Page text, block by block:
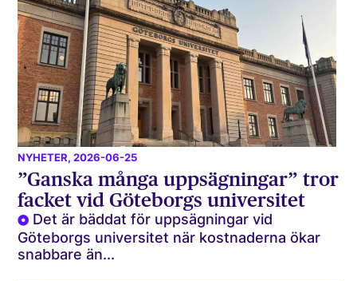
NYHETER, 2026-06-25
”Ganska många uppsägningar” tror
facket vid Göteborgs universitet
Det är bäddat för uppsägningar vid
Göteborgs universitet när kostnaderna ökar
snabbare än...